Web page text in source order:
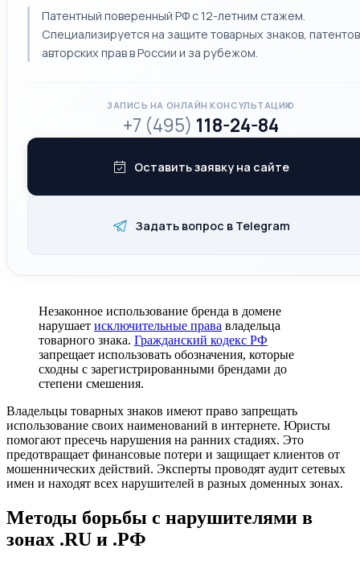
Патентный поверенный РФ с 12-летним стажем.
Специализируется на защите товарных знаков,
авторских прав в России и за рубежом.
ЗАПИСЬ НА ОНЛАЙН КОНСУЛЬТАЦИЮ
+7 (495) 118-24-84
Оставить заявку на сайте
Задать вопрос в Telegram
Незаконное использование бренда в домене
нарушает исключительные права владельца
товарного знака. Гражданский кодекс РФ
запрещает использовать обозначения, которые
сходны с зарегистрированными брендами до
степени смешения.
Владельцы товарных знаков имеют право запрещать
использование своих наименований в интернете. Юристы
помогают пресечь нарушения на ранних стадиях. Это
предотвращает финансовые потери и защищает клиентов от
мошеннических действий. Эксперты проводят аудит сетевых
имен и находят всех нарушителей в разных доменных зонах.
Методы борьбы с нарушителями в
зонах .RU и .РФ